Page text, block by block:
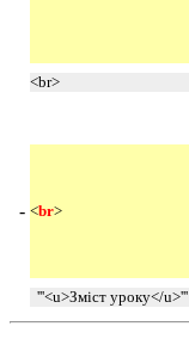
<br>
- <br>
'''<u>Зміст уроку</u>'''